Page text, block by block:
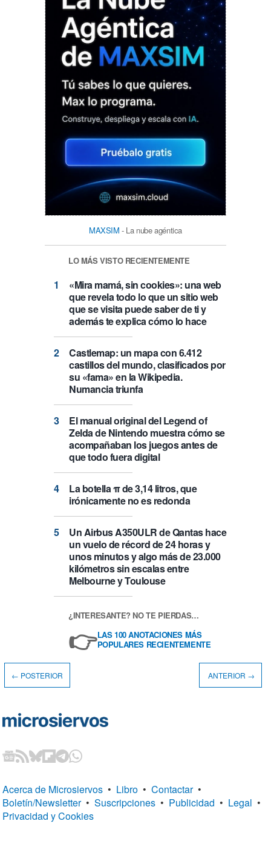
MAXSIM - La nube agéntica
LO MÁS VISTO RECIENTEMENTE
«Mira mamá, sin cookies»: una web
que revela todo lo que un sitio web
que se visita puede saber de ti y
además te explica cómo lo hace
Castlemap: un mapa con 6.412
castillos del mundo, clasificados por
su «fama» en la Wikipedia.
Numancia triunfa
El manual original del Legend of
Zelda de Nintendo muestra cómo se
acompañaban los juegos antes de
que todo fuera digital
La botella π de 3,14 litros, que
irónicamente no es redonda
Un Airbus A350ULR de Qantas hace
un vuelo de récord de 24 horas y
unos minutos y algo más de 23.000
kilómetros sin escalas entre
Melbourne y Toulouse
¿INTERESANTE? NO TE PIERDAS…
👉LAS 100 ANOTACIONES MÁS
POPULARES RECIENTEMENTE
← POSTERIOR ANTERIOR →
Acerca de Microsiervos • Libro • Contactar •
Boletín/Newsletter • Suscripciones • Publicidad • Legal •
Privacidad y Cookies